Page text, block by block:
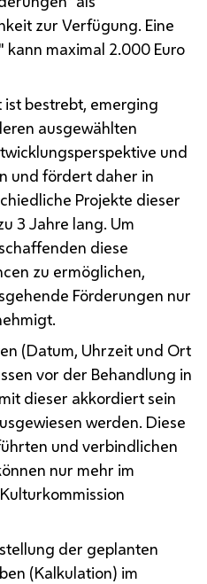
zur Verfügung. Eine
maximal 2.000 Euro
bestrebt, emerging
ausgewählten
und
und fördert daher in
Projekte dieser
3 Jahre lang. Um
diese
zu ermöglichen,
Förderungen nur
(Datum, Uhrzeit und Ort
vor der Behandlung in
dieser akkordiert sein
werden. Diese
und verbindlichen
nur mehr im
der geplanten
(Kalkulation) im